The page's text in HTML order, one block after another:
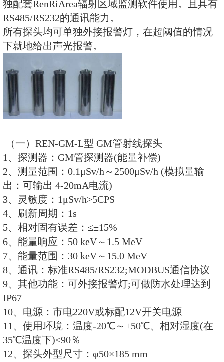
关键字：REN系列 射线探头,射线探
REN系列智能化辐射探头均可和
REN300A、REN300B系列主机配
独配套RenRiArea辐射区域监测软
RS485/RS232的通讯能力。
所有探头均可单独外接报警灯，在
下就地给出声光报警。
（一）REN-GM-L型 GM管射线探
1、探测器：GM管探测器(能量补
2、测量范围：0.1μSv/h～
出：可输出 4-20mA电流)
3、灵敏度：1μSv/h>5CPS